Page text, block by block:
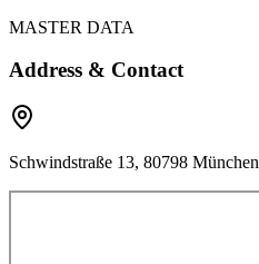
MASTER DATA
Address & Contact
Schwindstraße 13, 80798 München